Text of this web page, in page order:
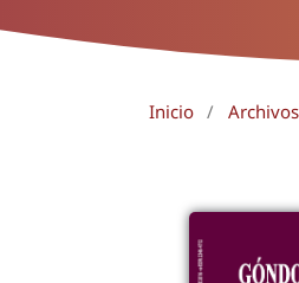
Inicio / Archivos